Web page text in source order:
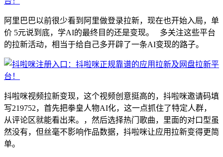
阿里巴巴以前很少看到阿里做登录拉新，现在也开始入局，单
价 5元说到底，学AI的最终目的还是变现。 多关注这些平台
的拉新活动，相当于给自己多开辟了一条AI变现的路子。
抖啦咪视频拉新变现，这个视频创意挺高的，抖啦咪邀请码填
写219752，首先把拳皇人物AI化，这一点抓住了特定人群，
从评论区就能看出来。，然后选择热门歌曲，里面的对口型虽
然没有，但丝毫不影响作品数据，抖啦咪让应用拉新变得更简
单。